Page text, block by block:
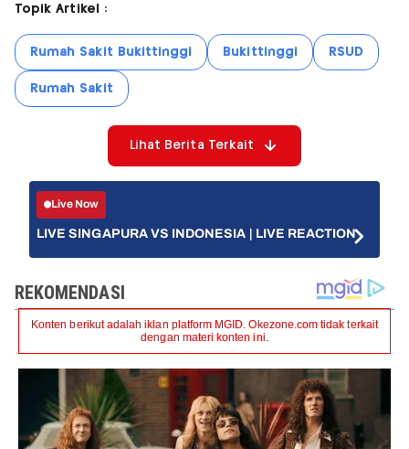
Topik Artikel :
Rumah Sakit Bukittinggi Bukittinggi RSUD
Rumah Sakit
Lihat Berita Terkait
Live Now
LIVE SINGAPURA VS INDONESIA | LIVE REACTION